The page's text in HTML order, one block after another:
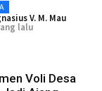
V. M. Mau
lalu
Voli Desa